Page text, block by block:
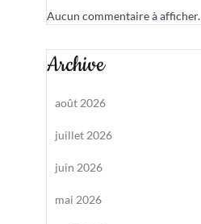
Aucun commentaire à afficher.
Archive
août 2026
juillet 2026
juin 2026
mai 2026